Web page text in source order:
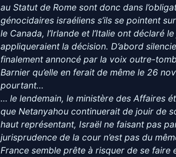
au Statut de Rome sont donc dans
génocidaires israéliens s’ils se pointent
le Canada, l’Irlande et l’Italie ont déclaré
appliqueraient la décision. D’abord
finalement annoncé par la voix outre-
Barnier qu’elle en ferait de même le 26
pourtant…
… le lendemain, le ministère des Affaires
que Netanyahou continuerait de jouir de
haut représentant, Israël ne faisant pas
jurisprudence de la cour n’est pas du
France semble prête à risquer de se faire